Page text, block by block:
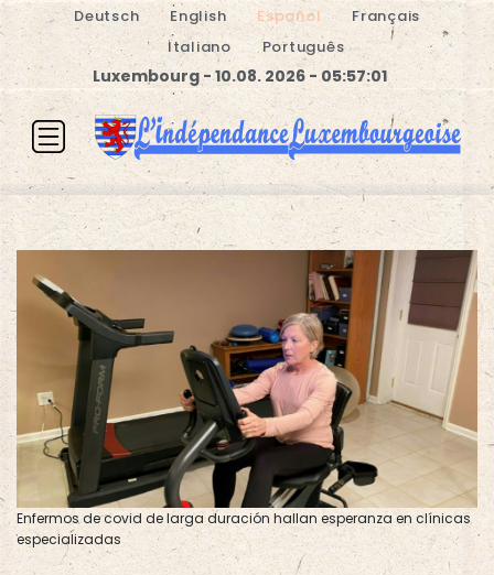
Deutsch English Español
Français
Italiano
Português
Luxembourg - 10.08. 2026 - 05:57:02
Enfermos de covid de larga duración hallan esperanza en clínicas
especializadas